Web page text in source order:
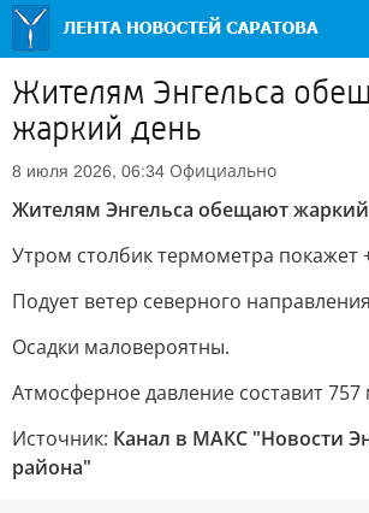
Жителям Энгельса
жаркий день
8 июля 2026, 06:34 Официально
Жителям Энгельса обещают
Утром столбик термометра покажет
Подует ветер северного
Осадки маловероятны.
Атмосферное давление составит 757
Источник: Канал в МАКС "Новости
района"